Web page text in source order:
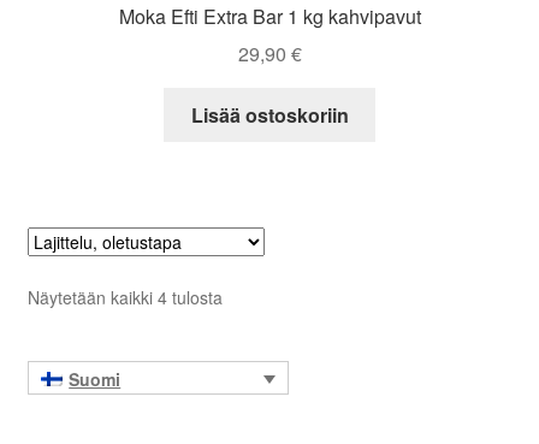
Moka Efti Extra Bar 1 kg kahvipavut
29,90 €
Lisää ostoskoriin
Näytetään kaikki 4 tulosta
Suomi